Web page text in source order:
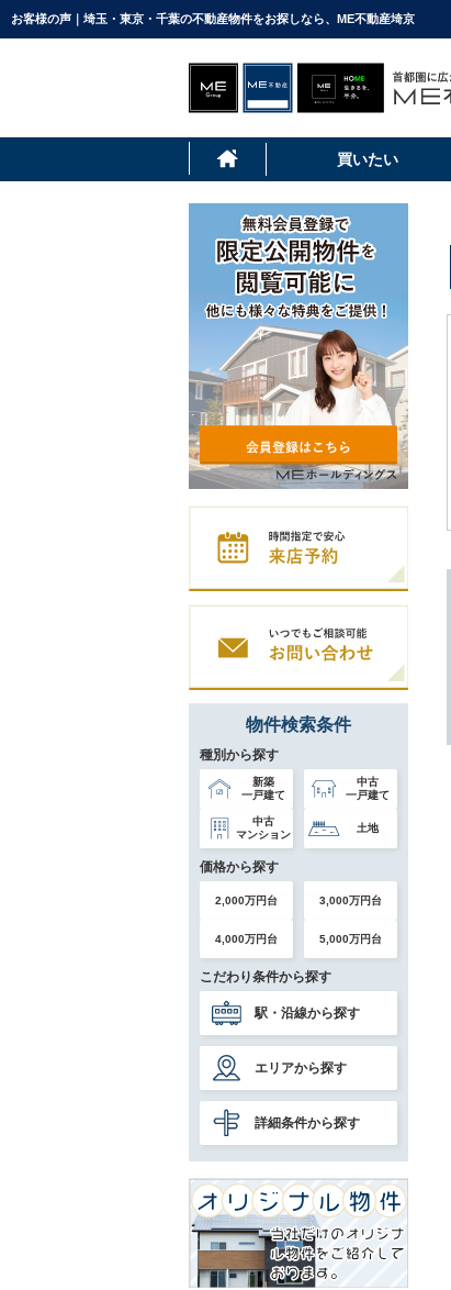
お客様の声｜埼玉・東京・千葉の不動産物件をお探しなら、ME不動産埼京
買いたい
物件検索条件
種別から探す
新築
一戸建て
中古
一戸建て
中古
マンション
土地
価格から探す
2,000万円台 3,000万円台
4,000万円台 5,000万円台
こだわり条件から探す
駅・沿線から探す
エリアから探す
詳細条件から探す